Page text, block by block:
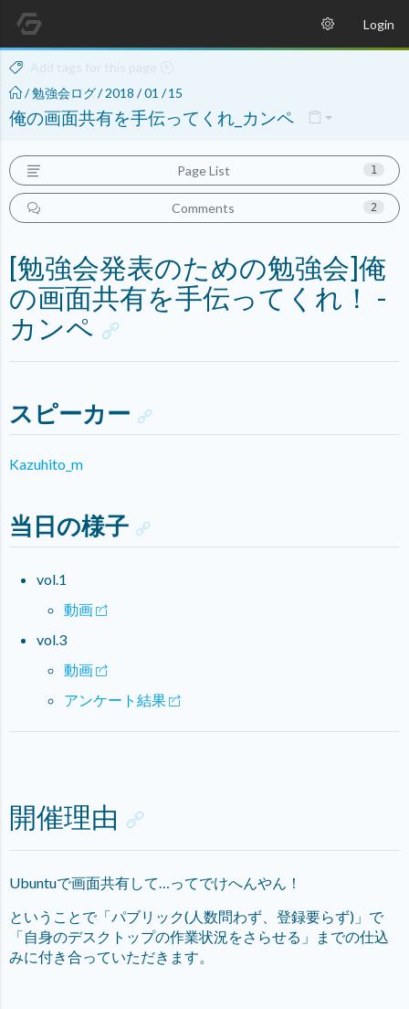
Login
/勉強会ログ/ 2018 /01 / 15
俺の画面共有を手伝ってくれ_カンペ
[勉強会発表のための勉強会]俺
の画面共有を手伝ってくれ！ -
カンペ
スピーカー
Kazuhito_m
当日の様子
vol.1
動画
vol.3
動画
アンケート結果
開催理由
Ubuntuで画面共有して…ってでけへんやん！
ということで「パブリック(人数問わず、登録要らず)」で
「自身のデスクトップの作業状況をさらせる」までの仕込
みに付き合っていただきます。
Page List 1
Comments 2